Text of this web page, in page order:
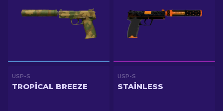
USP-S
TROPICAL BREEZE
USP-S
STAINLESS